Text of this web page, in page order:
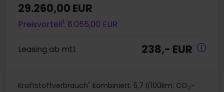
29.260,00 EUR
Preisvorteil1: 8.055,00 EUR
Leasing ab mtl. 238,- EUR
Kraftstoffverbrauch* kombiniert: 5,7 l/100km; CO2-